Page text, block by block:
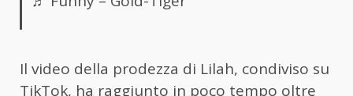
Il video della prodezza di Lilah, condiviso su
TikTok, ha raggiunto in poco tempo oltre